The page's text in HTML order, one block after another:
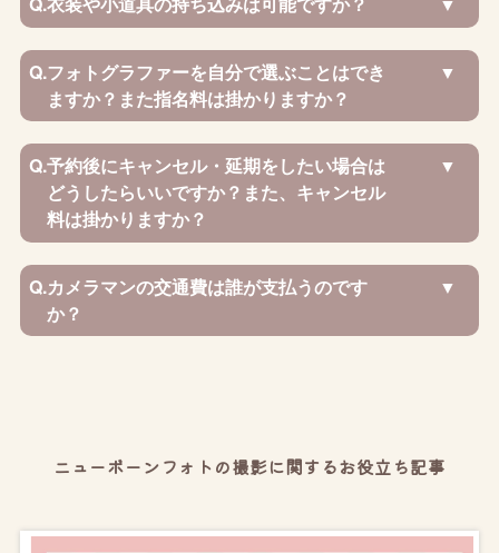
Q.フォトグラファーを自分で選ぶことはでき
ますか？また指名料は掛かりますか？
Q.予約後にキャンセル・延期をしたい場合は
どうしたらいいですか？また、キャンセル
料は掛かりますか？
Q.カメラマンの交通費は誰が支払うのです
か？
ニューボーンフォトの撮影に関するお役立ち記事